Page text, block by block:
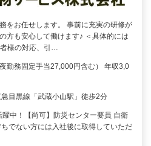
をお任せします。 事前に充実の研修が
方も安心して働けます♪ ＜具体的には
様の対応、引…
勤務固定手当27,000円含む） 年収3,0
目黒線「武蔵小山駅」徒歩2分
中！【尚可】防災センター要員 自衛
でない方には入社後に取得していただ